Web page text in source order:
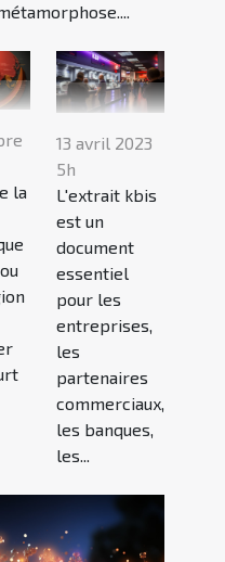
la
13 avril 2023
5h
L'extrait kbis
est un
document
essentiel
pour les
entreprises,
les
partenaires
commerciaux,
les banques,
les...